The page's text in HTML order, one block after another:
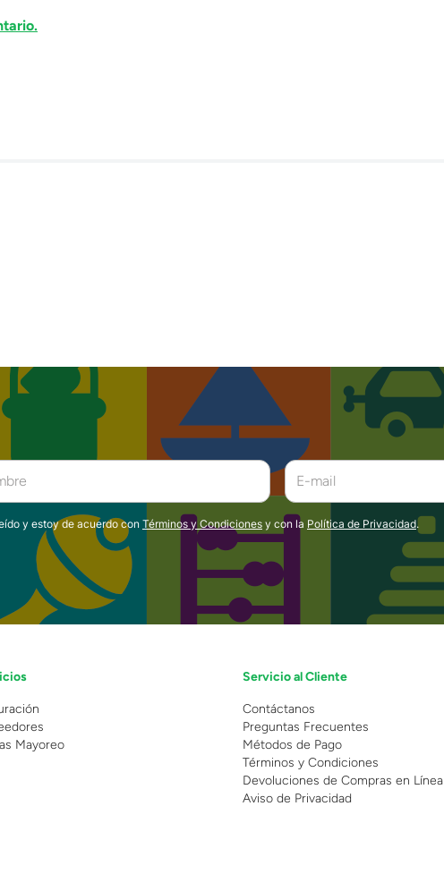
y estoy de acuerdo con Términos y Condiciones y con la Política de Privacidad.
Mayoreo
Servicio al Cliente
Contáctanos
Preguntas Frecuentes
Métodos de Pago
Términos y Condiciones
Devoluciones de Compras en Línea
Aviso de Privacidad